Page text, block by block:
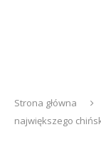
Strona główna
największego